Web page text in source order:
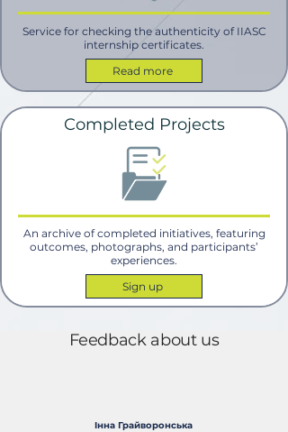
Service for checking the authenticity of IIASC
internship certificates.
Read more
Completed Projects
An archive of completed initiatives, featuring
outcomes, photographs, and participants’
experiences.
Sign up
Feedback about us
Iнна Грайворонська